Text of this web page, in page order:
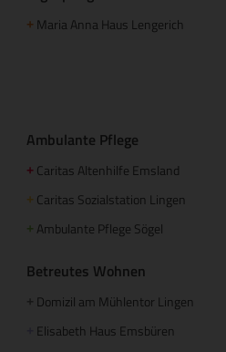
+ Maria Anna Haus Lengerich
Ambulante Pflege
+ Caritas Altenhilfe Emsland
+ Caritas Sozialstation Lingen
+ Ambulante Pflege Sögel
Betreutes Wohnen
Domizil am Mühlentor Lingen
Elisabeth Haus Emsbüren